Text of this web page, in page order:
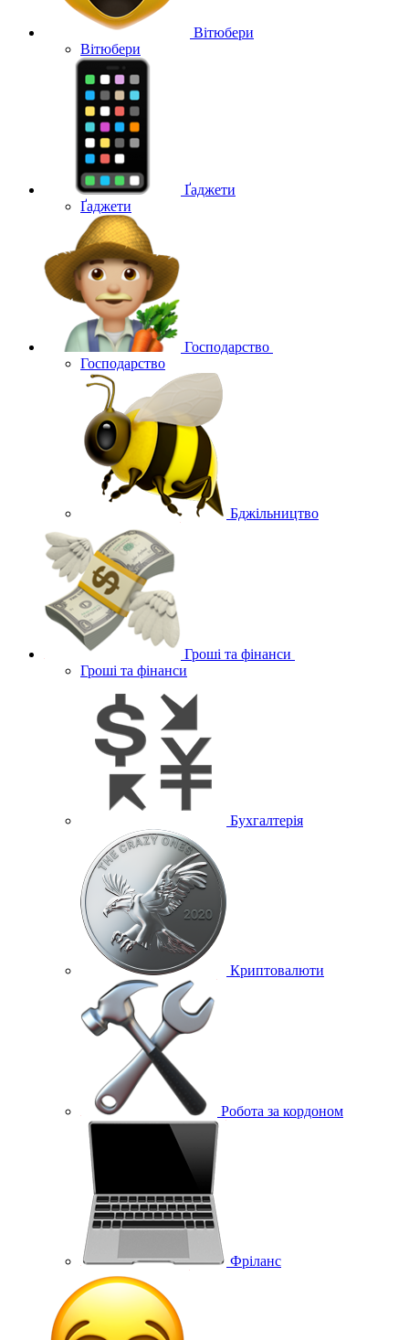
Вітюбери
Вітюбери
Ґаджети
Ґаджети
Господарство
Господарство
Бджільництво
Гроші та фінанси
Гроші та фінанси
Бухгалтерія
Криптовалюти
Робота за кордоном
Фріланс